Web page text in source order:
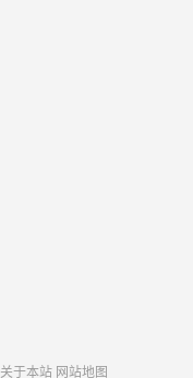
关于本站 网站地图